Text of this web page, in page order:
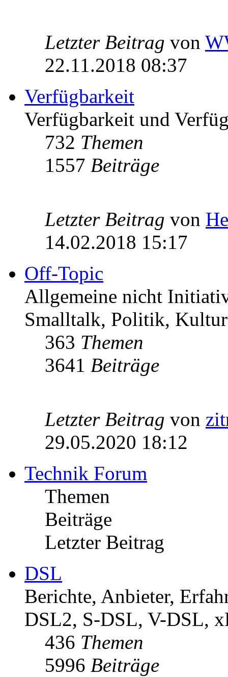
Letzter Beitrag von
22.11.2018 08:37
Verfügbarkeit
Verfügbarkeit und
732 Themen
1557 Beiträge
Letzter Beitrag von
14.02.2018 15:17
Off-Topic
Allgemeine nicht
Smalltalk, Politik, Kultur
363 Themen
3641 Beiträge
Letzter Beitrag von
29.05.2020 18:12
Technik Forum
Themen
Beiträge
Letzter Beitrag
DSL
Berichte, Anbieter,
DSL2, S-DSL, V-DSL,
436 Themen
5996 Beiträge